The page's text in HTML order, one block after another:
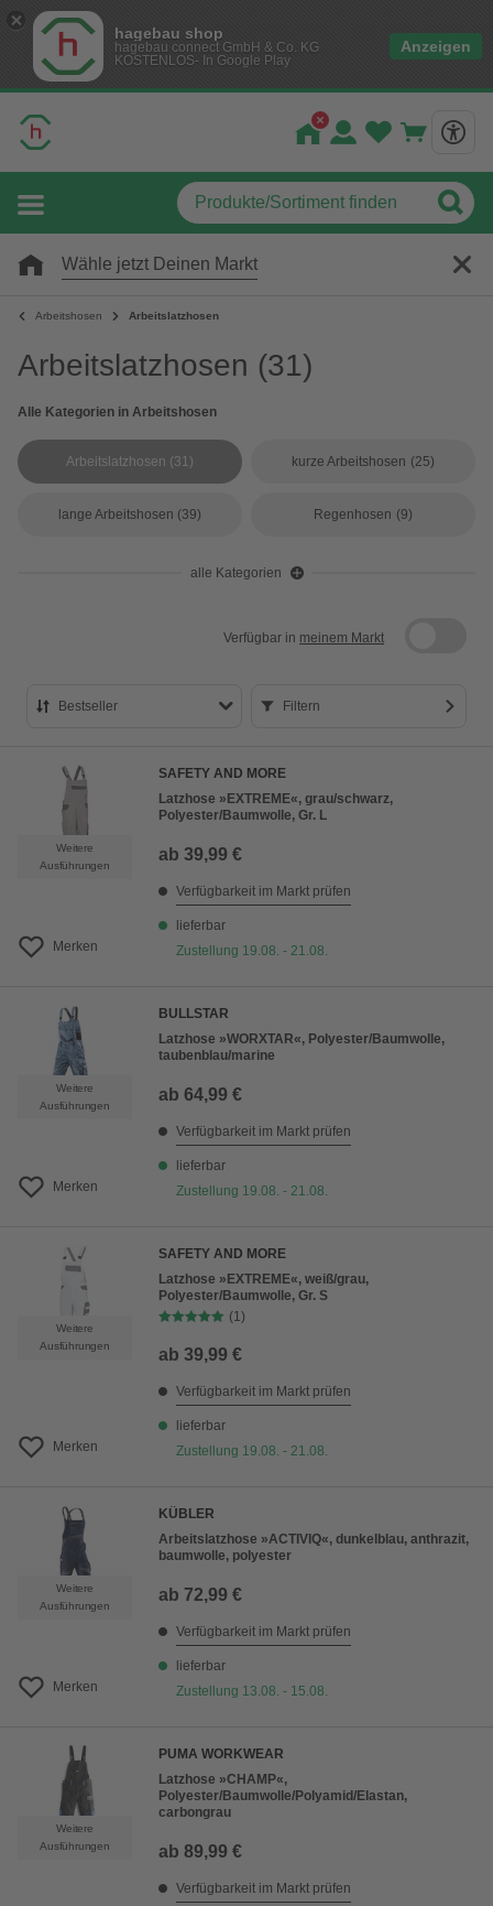
hagebau shop
hagebau connect GmbH & Co. KG
KOSTENLOS- In Google Play
Anzeigen
Wähle jetzt Deinen Markt
Arbeitshosen Arbeitslatzhosen
Arbeitslatzhosen (31)
Alle Kategorien in Arbeitshosen
Arbeitslatzhosen (31) kurze Arbeitshosen (25)
lange Arbeitshosen (39) Regenhosen (9)
alle Kategorien
Verfügbar in meinem Markt
Bestseller
Preis aufsteigend
Bewertung
Filtern
Weitere
Ausführungen
Merken
SAFETY AND MORE
Latzhose »EXTREME«, grau/schwarz,
Polyester/Baumwolle, Gr. L
ab 39,99 €
Verfügbarkeit im Markt prüfen
lieferbar
Zustellung 19.08. - 21.08.
Weitere
Ausführungen
Merken
BULLSTAR
Latzhose »WORXTAR«, Polyester/Baumwolle,
taubenblau/marine
ab 64,99 €
Verfügbarkeit im Markt prüfen
lieferbar
Zustellung 19.08. - 21.08.
Weitere
Ausführungen
Merken
SAFETY AND MORE
Latzhose »EXTREME«, weiß/grau,
Polyester/Baumwolle, Gr. S
(1)
ab 39,99 €
Verfügbarkeit im Markt prüfen
lieferbar
Zustellung 19.08. - 21.08.
Weitere
Ausführungen
Merken
KÜBLER
Arbeitslatzhose »ACTIVIQ«, dunkelblau, anthrazit,
baumwolle, polyester
ab 72,99 €
Verfügbarkeit im Markt prüfen
lieferbar
Zustellung 13.08. - 15.08.
Weitere
Ausführungen
PUMA WORKWEAR
Latzhose »CHAMP«,
Polyester/Baumwolle/Polyamid/Elastan,
carbongrau
ab 89,99 €
Verfügbarkeit im Markt prüfen